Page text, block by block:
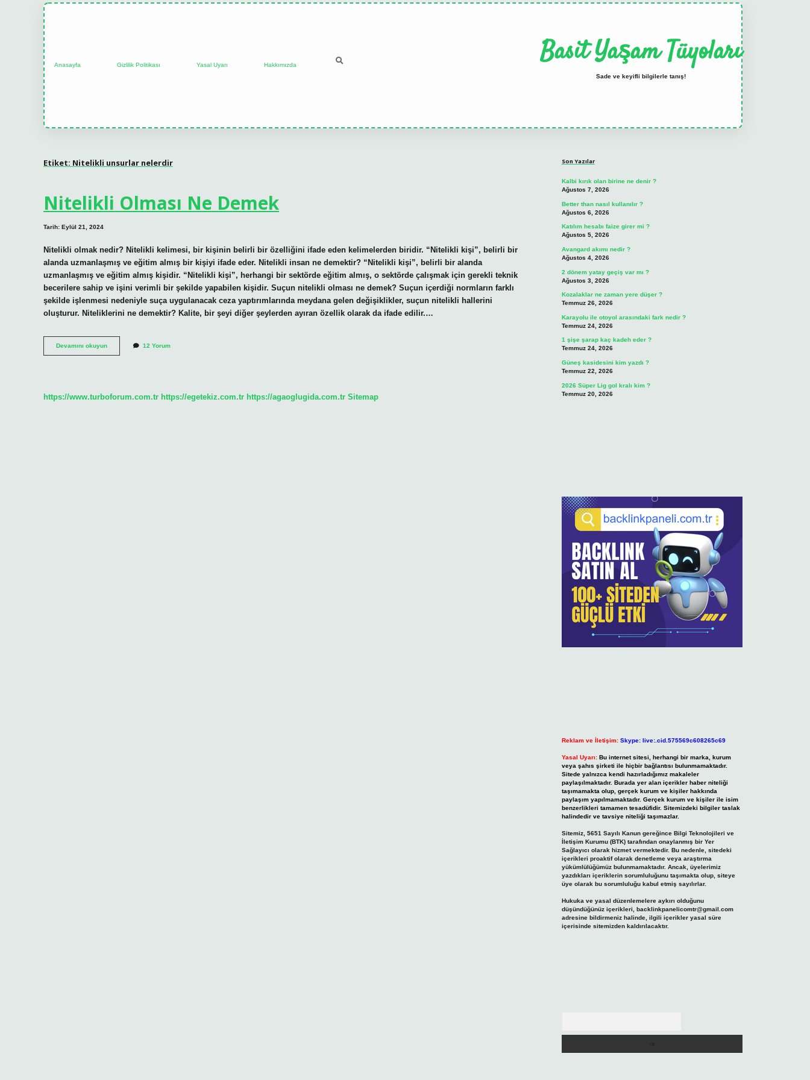
Anasayfa Gizlilik Politikası Yasal Uyarı Hakkımızda Basit Yaşam Tüyoları
Sade ve keyifli bilgilerle tanış!
Etiket: Nitelikli unsurlar nelerdir
Nitelikli Olması Ne Demek
Tarih: Eylül 21, 2024
Nitelikli olmak nedir? Nitelikli kelimesi, bir kişinin belirli bir özelliğini ifade eden kelimelerden biridir. “Nitelikli kişi”, belirli bir
alanda uzmanlaşmış ve eğitim almış bir kişiyi ifade eder. Nitelikli insan ne demektir? “Nitelikli kişi”, belirli bir alanda
uzmanlaşmış ve eğitim almış kişidir. “Nitelikli kişi”, herhangi bir sektörde eğitim almış, o sektörde çalışmak için gerekli teknik
becerilere sahip ve işini verimli bir şekilde yapabilen kişidir. Suçun nitelikli olması ne demek? Suçun içerdiği normların farklı
şekilde işlenmesi nedeniyle suça uygulanacak ceza yaptırımlarında meydana gelen değişiklikler, suçun nitelikli hallerini
oluşturur. Niteliklerini ne demektir? Kalite, bir şeyi diğer şeylerden ayıran özellik olarak da ifade edilir.…
Devamını okuyunNitelikli
Olması
12 Yorum
https://www.turboforum.com.tr https://egetekiz.com.tr https://agaoglugida.com.tr Sitemap
Son Yazılar
Kalbi kırık olan birine ne denir ?
Ağustos 7, 2026
Better than nasıl kullanılır ?
Ağustos 6, 2026
Katılım hesabı faize girer mi ?
Ağustos 5, 2026
Avangard akımı nedir ?
Ağustos 4, 2026
2 dönem yatay geçiş var mı ?
Ağustos 3, 2026
Kozalaklar ne zaman yere düşer ?
Temmuz 26, 2026
Karayolu ile otoyol arasındaki fark nedir ?
Temmuz 24, 2026
1 şişe şarap kaç kadeh eder ?
Temmuz 24, 2026
Güneş kasidesini kim yazdı ?
Temmuz 22, 2026
2026 Süper Lig gol kralı kim ?
Temmuz 20, 2026
Reklam ve İletişim: Skype: live:.cid.575569c608265c69
Yasal Uyarı: Bu internet sitesi, herhangi bir marka, kurum
veya şahıs şirketi ile hiçbir bağlantısı bulunmamaktadır.
Sitede yalnızca kendi hazırladığımız makaleler
paylaşılmaktadır. Burada yer alan içerikler haber niteliği
taşımamakta olup, gerçek kurum ve kişiler hakkında
paylaşım yapılmamaktadır. Gerçek kurum ve kişiler ile isim
benzerlikleri tamamen tesadüfidir. Sitemizdeki bilgiler taslak
halindedir ve tavsiye niteliği taşımazlar.
Sitemiz, 5651 Sayılı Kanun gereğince Bilgi Teknolojileri ve
İletişim Kurumu (BTK) tarafından onaylanmış bir Yer
Sağlayıcı olarak hizmet vermektedir. Bu nedenle, sitedeki
içerikleri proaktif olarak denetleme veya araştırma
yükümlülüğümüz bulunmamaktadır. Ancak, üyelerimiz
yazdıkları içeriklerin sorumluluğunu taşımakta olup, siteye
üye olarak bu sorumluluğu kabul etmiş sayılırlar.
Hukuka ve yasal düzenlemelere aykırı olduğunu
düşündüğünüz içerikleri, backlinkpanelicomtr@gmail.com
adresine bildirmeniz halinde, ilgili içerikler yasal süre
içerisinde sitemizden kaldırılacaktır.